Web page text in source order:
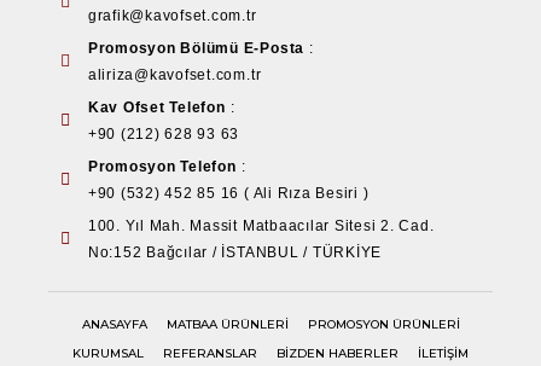
grafik@kavofset.com.tr
Promosyon Bölümü E-Posta :
aliriza@kavofset.com.tr
Kav Ofset Telefon :
+90 (212) 628 93 63
Promosyon Telefon :
+90 (532) 452 85 16 ( Ali Rıza Besiri )
100. Yıl Mah. Massit Matbaacılar Sitesi 2. Cad.
No:152 Bağcılar / İSTANBUL / TÜRKİYE
ANASAYFA MATBAA ÜRÜNLERİ
PROMOSYON ÜRÜNLERİ
KURUMSAL
REFERANSLAR BİZDEN HABERLER İLETİŞİM